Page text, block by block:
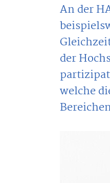
An der
der
welche